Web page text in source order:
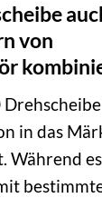
von
in das
Während